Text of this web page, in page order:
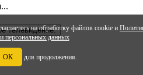
на обработку файлов cookie и
персональных данных
ОК для продолжения.
телевидение.